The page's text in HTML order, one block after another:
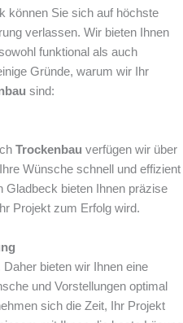
können Sie sich auf höchste
verlassen. Wir bieten Ihnen
funktional als auch
Gründe, warum wir Ihr
sind:
Trockenbau verfügen wir über
Wünsche schnell und effizient
Gladbeck bieten Ihnen präzise
Projekt zum Erfolg wird.
bieten wir Ihnen eine
und Vorstellungen optimal
sich die Zeit, Ihr Projekt